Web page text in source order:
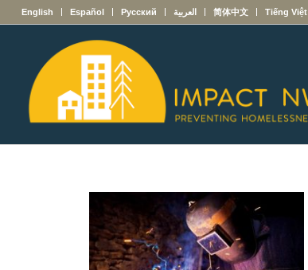
English Español Русский العربية 简体中文 Tiếng Việt